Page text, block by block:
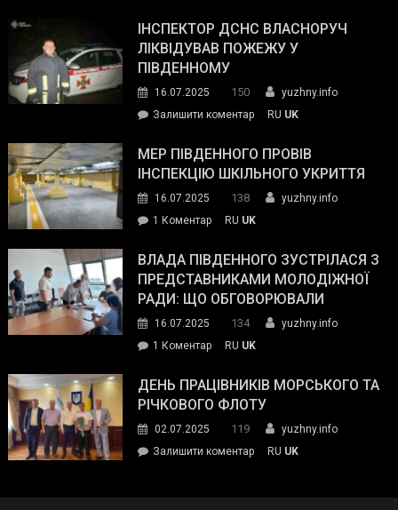
провів
нараду
силових
та
органів:
«Наш
спільний
окупанти.
Маємо
діяти
команда
ІНСПЕКТОР ДСНС ВЛАСНОРУЧ
ЛІКВІДУВАВ ПОЖЕЖУ У
ПІВДЕННОМУ
16.07.2025 150
yuzhny.info
Залишити коментарon
ДСНС
власноруч
пожежу
у
RU UK
МЕР ПІВДЕННОГО ПРОВІВ
ІНСПЕКЦІЮ ШКІЛЬНОГО УКРИТТЯ
16.07.2025 138
yuzhny.info
1 Коментардо
Південного
провів
інспекцію
RU UK
ВЛАДА ПІВДЕННОГО ЗУСТРІЛАСЯ З
ПРЕДСТАВНИКАМИ МОЛОДІЖНОЇ
РАДИ: ЩО ОБГОВОРЮВАЛИ
16.07.2025 134
yuzhny.info
1 Коментардо
Південного
зустрілася
представниками
молодіжної
RU UK
ДЕНЬ ПРАЦІВНИКІВ МОРСЬКОГО ТА
РІЧКОВОГО ФЛОТУ
02.07.2025 119
yuzhny.info
Залишити коментарon
RU UK